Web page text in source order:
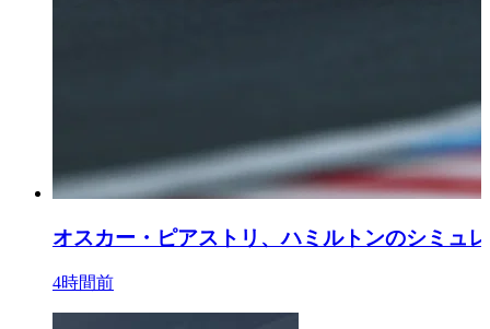
オスカー・ピアストリ、ハミルトンのシミュ
4時間前